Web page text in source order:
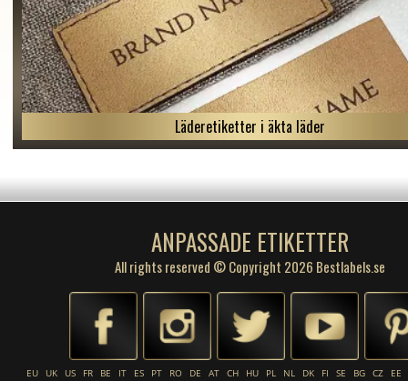
Läderetiketter i äkta läder
ANPASSADE ETIKETTER
All rights reserved © Copyright 2026 Bestlabels.se
EU UK US FR BE IT ES PT RO DE AT CH HU PL NL DK FI SE BG CZ
EE